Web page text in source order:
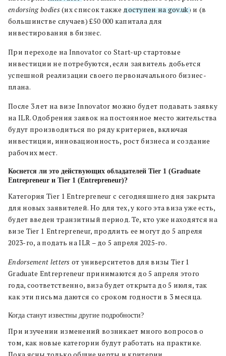
endorsing bodies(их список также доступен на gov.uk) и (в
большинстве случаев) £50 000 капитала для
инвестирования в бизнес.
При переходе на Innovator со Start-up стартовые
инвестиции не потребуются, если заявитель добьется
успешной реализации своего первоначального бизнес-
плана.
После 3 лет на визе Innovator можно будет подавать заявку
на ILR.Одобрения заявок на постоянное место жительства
будут производиться по ряду критериев, включая
инвестиции, инновационность, рост бизнеса и создание
рабочих мест.
Коснется ли это действующих обладателей Tier 1 (Graduate
Entrepreneur и Tier 1 (Entrepreneur)?
Категория Tier 1 Entrepreneur с сегодняшнего дня закрыта
для новых заявителей. Но для тех, у кого эта виза уже есть,
будет введен транзитный период. Те, кто уже находятся на
визе Tier 1 Entrepreneur, продлить ее могут до 5 апреля
2023-го, а подать на ILR – до 5 апреля 2025-го.
Еndorsement letters от университетов для визы Tier 1
Graduate Entrepreneur принимаются до 5 апреля этого
года, соответственно, визабудет открыта до 5 июля, так
как эти письма даются со сроком годности в 3 месяца.
Когда станут известны другие подробности?
При изучении изменений возникает много вопросов о
том, как новые категории будут работать на практике.